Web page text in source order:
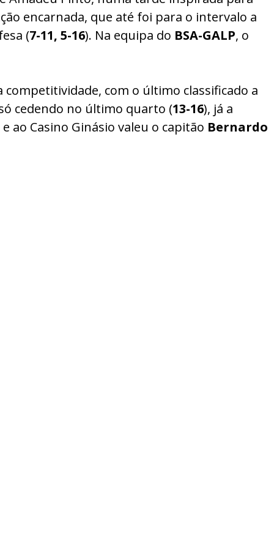
encarnada, que até foi para o intervalo a
(7-11, 5-16). Na equipa do BSA-GALP, o
com o último classificado a
cedendo no último quarto (13-16), já a
ao Casino Ginásio valeu o capitão Bernardo